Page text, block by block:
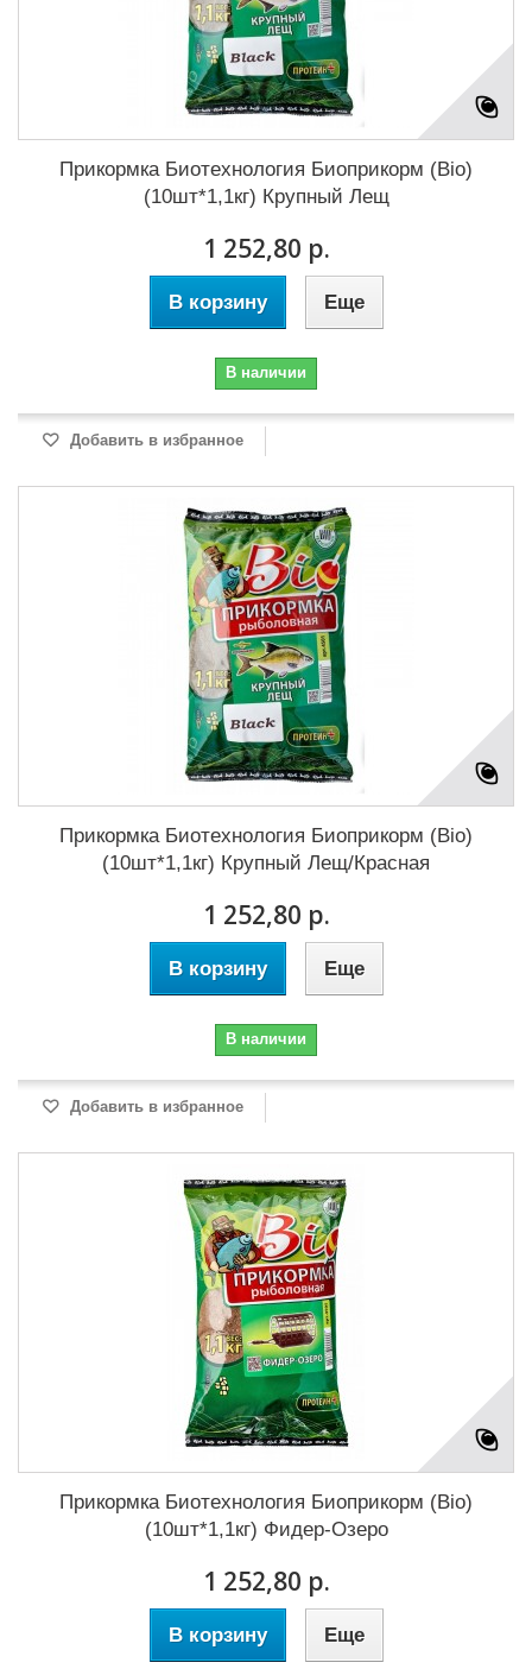
Прикормка Биотехнология Биоприкорм (Bio)
(10шт*1,1кг) Крупный Лещ
1 252,80 р.
В корзину Еще
В наличии
Добавить в избранное
Прикормка Биотехнология Биоприкорм (Bio)
(10шт*1,1кг) Крупный Лещ/Красная
1 252,80 р.
В корзину Еще
В наличии
Добавить в избранное
Прикормка Биотехнология Биоприкорм (Bio)
(10шт*1,1кг) Фидер-Озеро
1 252,80 р.
В корзину Еще